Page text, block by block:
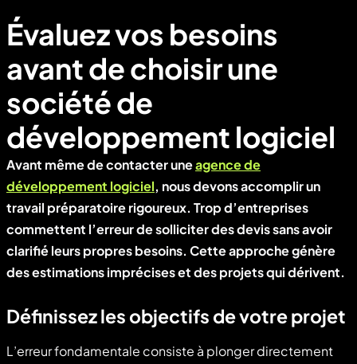
Évaluez vos besoins
avant de choisir une
société de
développement logiciel
Avant même de contacter uneagence de
développement logiciel, nous devons accomplir un
travail préparatoire rigoureux. Trop d’entreprises
commettent l’erreur de solliciter des devis sans avoir
clarifié leurs propres besoins. Cette approche génère
des estimations imprécises et des projets qui dérivent.
Définissez les objectifs de votre projet
L’erreur fondamentale consiste à plonger directement